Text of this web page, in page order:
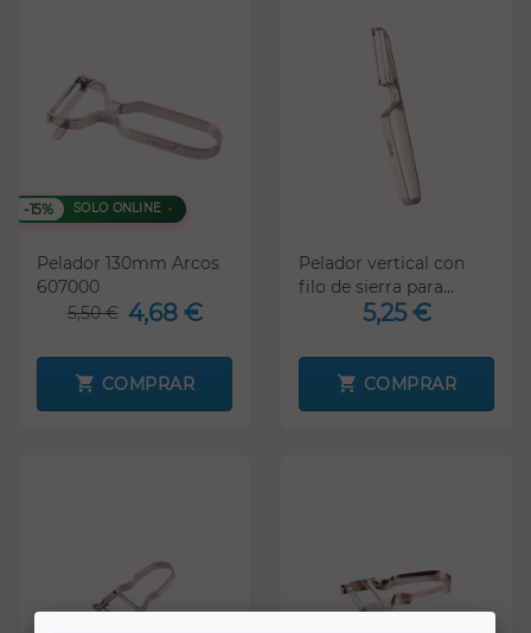
-15% SOLO ONLINE
Pelador 130mm Arcos
607000
5,50 € 4,68 €
COMPRAR
Pelador vertical con
filo de sierra para...
5,25 €
COMPRAR